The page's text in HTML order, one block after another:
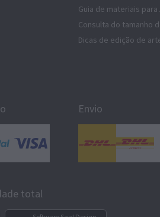
Guia de materiais
Consulta do tamanho
Dicas de edição de
Envio
total